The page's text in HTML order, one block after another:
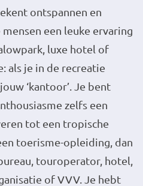
ontspannen en
een leuke ervaring
luxe hotel of
als je in de recreatie
‘kantoor’. Je bent
zelfs een
tot een tropische
toerisme-opleiding, dan
touroperator, hotel,
of VVV. Je hebt